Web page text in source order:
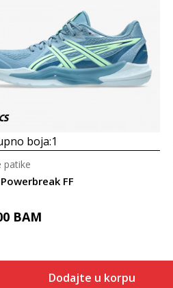
boja:1
FF
patike
BAM
Dodajte u korpu